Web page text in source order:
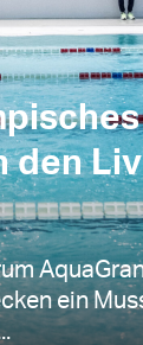
den
ein